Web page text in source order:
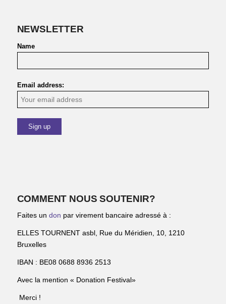
NEWSLETTER
Name
Email address:
COMMENT NOUS SOUTENIR?
Faites un don par virement bancaire adressé à :
ELLES TOURNENT asbl, Rue du Méridien, 10, 1210
Bruxelles
IBAN : BE08 0688 8936 2513
Avec la mention « Donation Festival»
Merci !